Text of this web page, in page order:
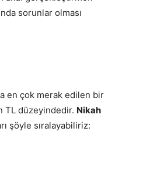
sorunlar olması
en çok merak edilen bir
TL düzeyindedir. Nikah
şöyle sıralayabiliriz: